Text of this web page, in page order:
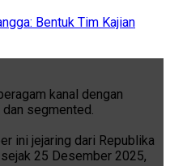
Bentuk Tim Kajian
kanal dengan
segmented.
ini jejaring dari Republika
25 Desember 2025,